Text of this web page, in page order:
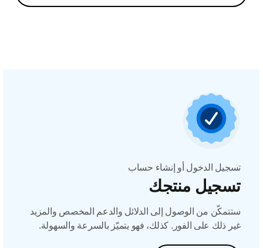
تسجيل الدخول أو إنشاء حساب
تسجيل منتجك
ستتمكّن من الوصول إلى الدلائل والدعم المخصص والمزيد
غير ذلك على الفور. كذلك، فهو يتميّز بالسرعة والسهولة.